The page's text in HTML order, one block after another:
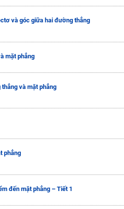
và góc giữa hai đường thẳng
mặt phẳng
và mặt phẳng
phẳng
đến mặt phẳng – Tiết 1